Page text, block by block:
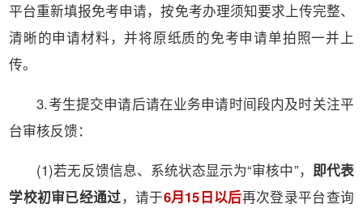
平台重新填报免考申请，按免考办理须知要求上传完整、
清晰的申请材料，并将原纸质的免考申请单拍照一并上
传。
3.考生提交申请后请在业务申请时间段内及时关注平
台审核反馈：
(1)若无反馈信息、系统状态显示为“审核中”， 即代表
学校初审已经通过，请于6月15日以后再次登录平台查询